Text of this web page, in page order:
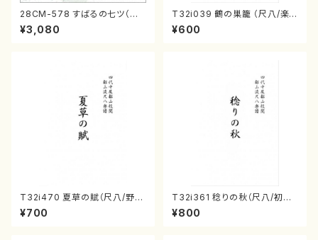
28CM-578 すばるの七ツ（二
十絃箏/クラリネット/ヴァイオリ
ン/チェロ/吉松 隆：/CD）
¥3,080
T32i039 鶴の巣籠 （尺八/楽
譜）都山no.38
¥600
T32i470 夏草の賦（尺八/野村
正峰/楽譜）都山流公刊楽譜曲
番:2178
¥700
T32i361 稔りの秋（尺八/初代
山川園松/楽譜） 都山流公刊楽
譜曲番:2066
¥800